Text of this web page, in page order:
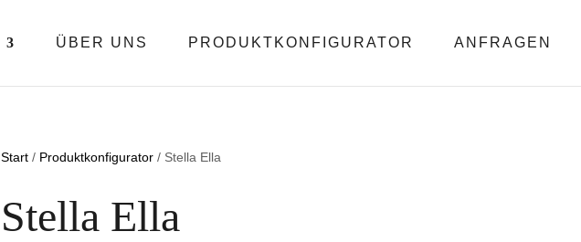
ÜBER UNS PRODUKTKONFIGURATOR ANFRAGEN
Start/ Produktkonfigurator/ Stella Ella
Stella Ella